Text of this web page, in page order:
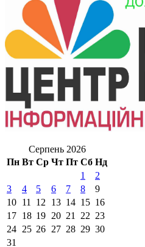
Серпень 2026
Пн Вт Ср Чт Пт Сб Нд
1
2
3
4 5 6 7 8
9
10 11 12 13 14 15 16
17 18 19 20 21 22 23
24 25 26 27 28 29 30
31